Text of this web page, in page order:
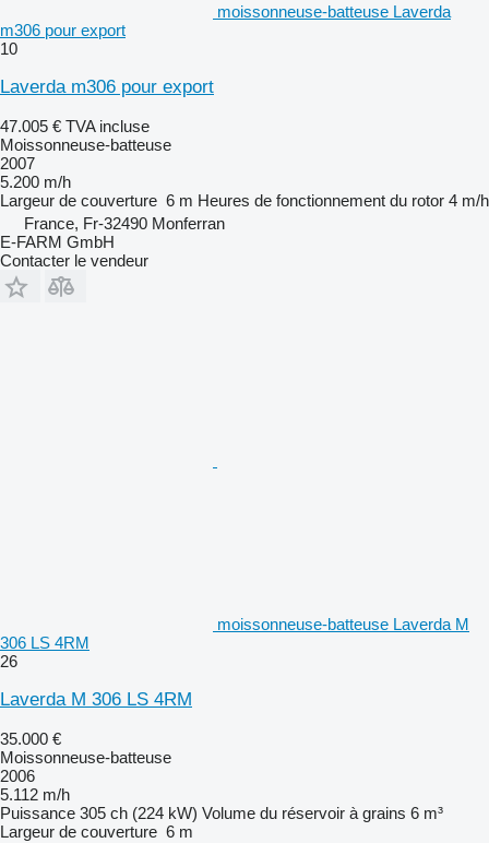
moissonneuse-batteuse Laverda
m306 pour export
10
Laverda m306 pour export
47.005 € TVA incluse
Moissonneuse-batteuse
2007
5.200 m/h
Largeur de couverture 6 m Heures de fonctionnement du rotor 4 m/h
France, Fr-32490 Monferran
E-FARM GmbH
Contacter le vendeur
moissonneuse-batteuse Laverda M
306 LS 4RM
26
Laverda M 306 LS 4RM
35.000 €
Moissonneuse-batteuse
2006
5.112 m/h
Puissance 305 ch (224 kW) Volume du réservoir à grains 6 m³
Largeur de couverture 6 m